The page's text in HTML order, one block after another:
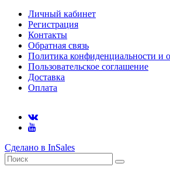
Личный кабинет
Регистрация
Контакты
Обратная связь
Политика конфиденциальности и
Пользовательское соглашение
Доставка
Оплата
Сделано в InSales